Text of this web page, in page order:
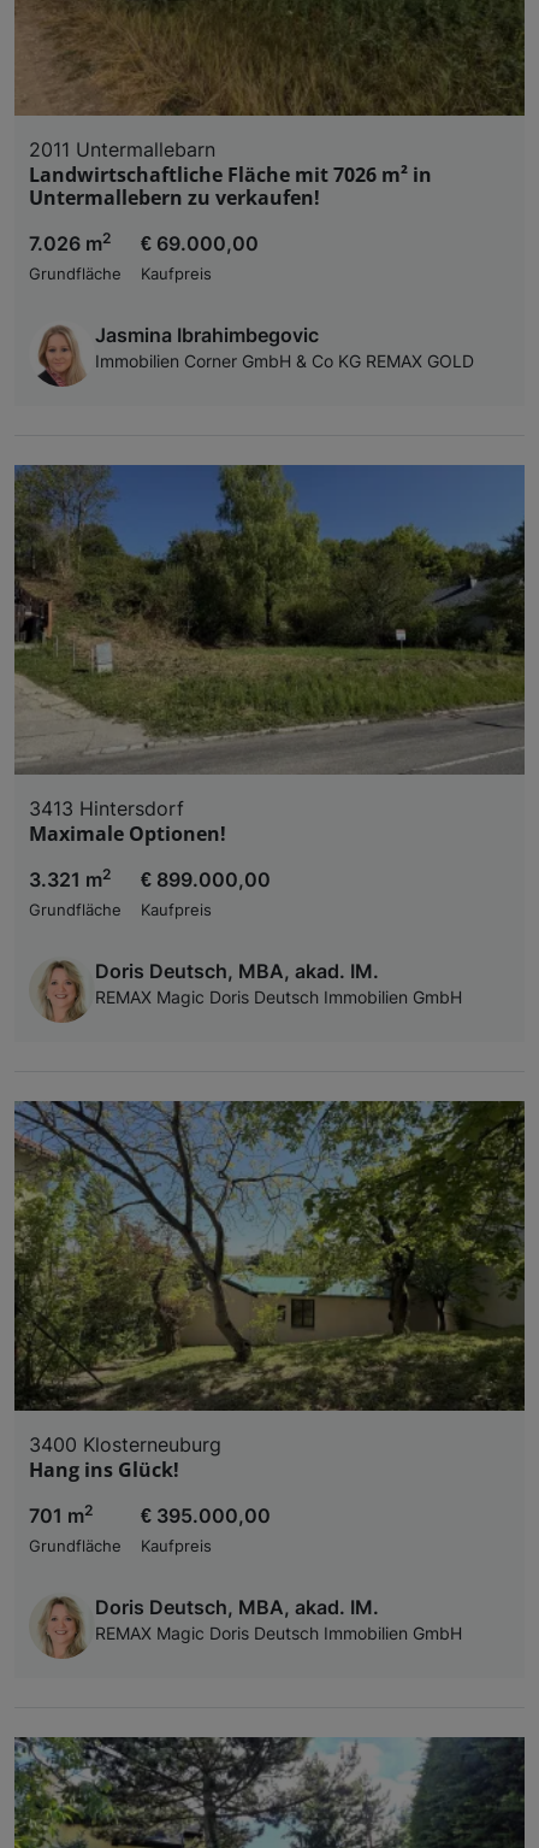
2011 Untermallebarn
Landwirtschaftliche Fläche mit 7026 m² in
Untermallebern zu verkaufen!
7.026 m2
Grundfläche
€ 69.000,00
Kaufpreis
Jasmina Ibrahimbegovic
Immobilien Corner GmbH & Co KG REMAX GOLD
3413 Hintersdorf
Maximale Optionen!
3.321 m2
Grundfläche
€ 899.000,00
Kaufpreis
Doris Deutsch, MBA, akad. IM.
REMAX Magic Doris Deutsch Immobilien GmbH
3400 Klosterneuburg
Hang ins Glück!
701 m2
Grundfläche
€ 395.000,00
Kaufpreis
Doris Deutsch, MBA, akad. IM.
REMAX Magic Doris Deutsch Immobilien GmbH